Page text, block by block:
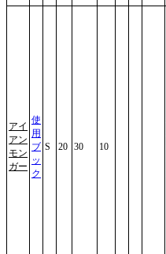
アイ
アン
モン
ガー
使
用
ブ
ッ
ク
S 20 30 10